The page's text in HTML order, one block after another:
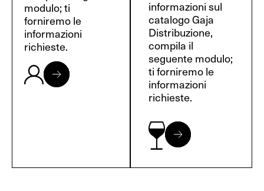
modulo; ti
forniremo le
informazioni
richieste.
informazioni sul
catalogo Gaja
Distribuzione,
compila il
seguente modulo;
ti forniremo le
informazioni
richieste.